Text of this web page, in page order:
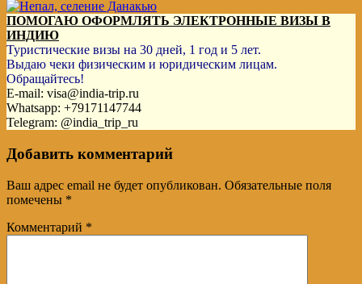
ПОМОГАЮ ОФОРМЛЯТЬ ЭЛЕКТРОННЫЕ ВИЗЫ В
ИНДИЮ
Туристические визы на 30 дней, 1 год и 5 лет.
Выдаю чеки физическим и юридическим лицам.
Обращайтесь!
E-mail: visa@india-trip.ru
Whatsapp: +79171147744
Telegram: @india_trip_ru
Добавить комментарий
Ваш адрес email не будет опубликован. Обязательные поля
помечены *
Комментарий *